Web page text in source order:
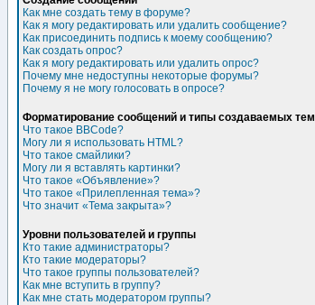
Как мне создать тему в форуме?
Как я могу редактировать или удалить сообщение?
Как присоединить подпись к моему сообщению?
Как создать опрос?
Как я могу редактировать или удалить опрос?
Почему мне недоступны некоторые форумы?
Почему я не могу голосовать в опросе?
Форматирование сообщений и типы создаваемых тем
Что такое BBCode?
Могу ли я использовать HTML?
Что такое смайлики?
Могу ли я вставлять картинки?
Что такое «Объявление»?
Что такое «Прилепленная тема»?
Что значит «Тема закрыта»?
Уровни пользователей и группы
Кто такие администраторы?
Кто такие модераторы?
Что такое группы пользователей?
Как мне вступить в группу?
Как мне стать модератором группы?